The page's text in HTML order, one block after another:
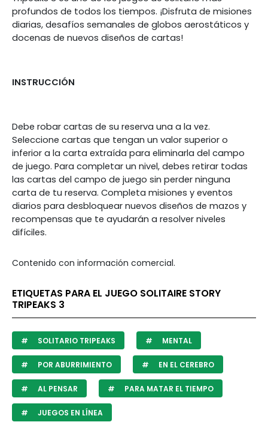
profundos de todos los tiempos. ¡Disfruta de misiones
diarias, desafíos semanales de globos aerostáticos y
docenas de nuevos diseños de cartas!
INSTRUCCIÓN
Debe robar cartas de su reserva una a la vez.
Seleccione cartas que tengan un valor superior o
inferior a la carta extraída para eliminarla del campo
de juego. Para completar un nivel, debes retirar todas
las cartas del campo de juego sin perder ninguna
carta de tu reserva. Completa misiones y eventos
diarios para desbloquear nuevos diseños de mazos y
recompensas que te ayudarán a resolver niveles
difíciles.
Contenido con información comercial.
ETIQUETAS PARA EL JUEGO SOLITAIRE STORY
TRIPEAKS 3
SOLITARIO TRIPEAKS MENTAL
POR ABURRIMIENTO EN EL CEREBRO
AL PENSAR PARA MATAR EL TIEMPO
JUEGOS EN LÍNEA